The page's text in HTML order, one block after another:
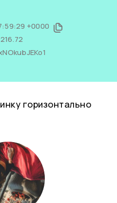
+0000
горизонтально